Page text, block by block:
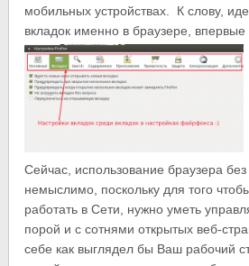
мобильных устройствах. К слову,
вкладок именно в браузере,
Сейчас, использование браузера без
немыслимо, поскольку для того
работать в Сети, нужно уметь
порой и с сотнями открытых веб-
себе как выглядел бы Ваш рабочий